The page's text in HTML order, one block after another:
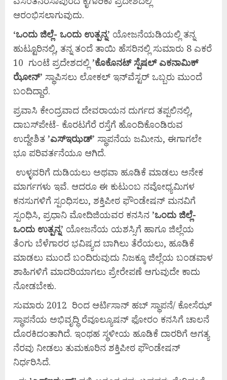
ಆರಂಭಿಸಲಾಗುವುದು.
‘ಒಂದು ಜಿಲ್ಲೆ- ಒಂದು ಉತ್ಪನ್ನ’ ಯೋಜನೆಯಡಿಯಲ್ಲಿ ತನ್ನ
ಹುಟ್ಟೂರಿನಲ್ಲಿ, ತನ್ನ ತಂದೆ ತಾಯಿ ಹೆಸರಿನಲ್ಲಿ ಸುಮಾರು 8 ಎಕರೆ
10 ಗುಂಟೆ ಪ್ರದೇಶದಲ್ಲಿ ’ಕೊಕೊನಟ್ ಸ್ಪೆಷಲ್ ಎಕನಾಮಿಕ್
ಝೋನ್’ ಸ್ಥಾಪಿಸಲು ಲೋಕಲ್ ಇನ್‌ವೆಸ್ಟರ್ ಒಬ್ಬರು ಮುಂದೆ
ಬಂದಿದ್ದಾರೆ.
ಪ್ರವಾಸಿ ಕೇಂದ್ರವಾದ ದೇವರಾಯನ ದುರ್ಗದ ತಪ್ಪಲಿನಲ್ಲಿ,
ದಾಬಸ್‌ಪೇಟೆ- ಕೊರಟಗೆರೆ ರಸ್ತೆಗೆ ಹೊಂದಿಕೊಂಡಿರುವ
ಉದ್ದೇಶಿತ ’ಎಸ್‌ಇಝಡ್’ ಸ್ಥಾಪನೆಯ ಜಮೀನು, ಈಗಾಗಲೇ
ಭೂ ಪರಿವರ್ತನೆಯೂ ಆಗಿದೆ.
ಉಳ್ಳವರಿಗೆ ದುಡಿಯಲು ಅಥವಾ ಹೂಡಿಕೆ ಮಾಡಲು ಅನೇಕ
ಮಾರ್ಗಗಳು ಇವೆ. ಆದರೂ ಈ ಕುಟುಂಬ ನವೋಧ್ಯಮಿಗಳ
ಕನಸುಗಳಿಗೆ ಸ್ಪಂಧಿಸಲು, ಶಕ್ತಿಪೀಠ ಫೌಂಡೇಷನ್ ಮನವಿಗೆ
ಸ್ಪಂಧಿಸಿ, ಪ್ರಧಾನಿ ಮೋದಿಜಿಯವರ ಕನಸಿನ ’ಒಂದು ಜಿಲ್ಲೆ-
ಒಂದು ಉತ್ಪನ್ನ’ ಯೋಜನೆಯ ಯಶಸ್ಸಿಗೆ ಹಾಗೂ ಜಿಲ್ಲೆಯ
ತೆಂಗು ಬೆಳೆಗಾರರ ಭವಿಷ್ಯದ ಬಾಗಿಲು ತೆರೆಯಲು, ಹೂಡಿಕೆ
ಮಾಡಲು ಮುಂದೆ ಬಂದಿರುವುದು ನಿಜಕ್ಕೂ ಜಿಲ್ಲೆಯ ಬಂಡವಾಳ
ಶಾಹಿಗಳಿಗೆ ಮಾದರಿಯಾಗಲು ಪ್ರೇರೇಪಣೆ ಆಗುವುದೇ ಕಾದು
ನೋಡಬೇಕು.
ಸುಮಾರು 2012 ರಿಂದ ಆರ್ಟಿಸಾನ್ ಹಬ್ ಸ್ಥಾಪನೆ/ ಕೋಸೆಝ್
ಸ್ಥಾಪನೆಯ ಅಭಿವೃದ್ಧಿ ರೆವೂಲ್ಯೂಷನ್ ಫೋರಂ ಕನಸಿಗೆ ಚಾಲನೆ
ದೊರಕಿದಂತಾಗಿದೆ. ಇಂಥಹ ಸ್ಥಳೀಯ ಹೂಡಿಕೆ ದಾರರಿಗೆ ಅಗತ್ಯ
ನೆರವು ನೀಡಲು ತುಮಕೂರಿನ ಶಕ್ತಿಪೀಠ ಫೌಂಡೇಷನ್
ನಿರ್ಧರಿಸಿದೆ.